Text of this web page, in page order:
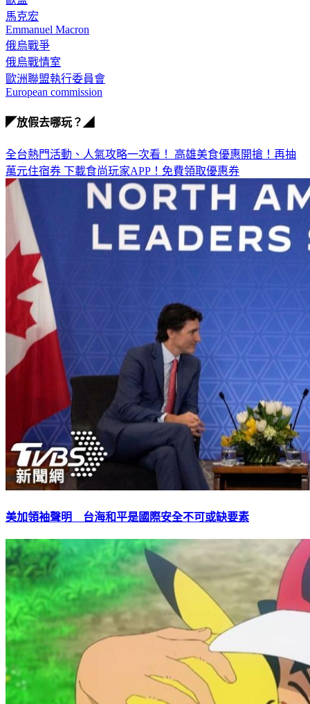
馬克宏
Emmanuel Macron
俄烏戰爭
俄烏戰情室
歐洲聯盟執行委員會
European commission
◤放假去哪玩？◢
全台熱門活動、人氣攻略一次看！ 高雄美食優惠開搶！再抽
萬元住宿券 下載食尚玩家APP！免費領取優惠券
美加領袖聲明 台海和平是國際安全不可或缺要素